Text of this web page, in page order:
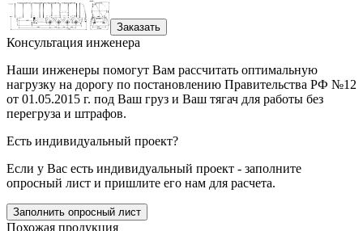
Заказать
Консультация инженера
Наши инженеры помогут Вам рассчитать оптимальную
нагрузку на дорогу по постановлению Правительства РФ №12
от 01.05.2015 г. под Ваш груз и Ваш тягач для работы без
перегруза и штрафов.
Есть индивидуальный проект?
Если у Вас есть индивидуальный проект - заполните
опросный лист и пришлите его нам для расчета.
Заполнить опросный лист
Похожая продукция